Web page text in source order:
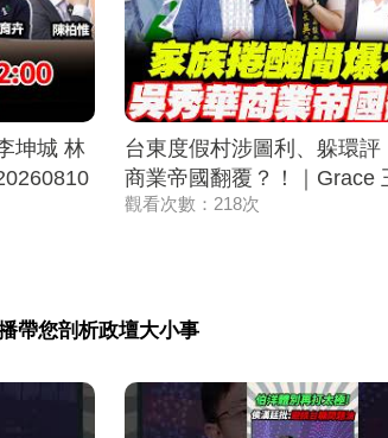
坤城 林
台東度假村涉圖利、躲環評
商業帝國翻覆？！｜Grace
義川 黃瓊慧【政治讀新術】
觀看次數：218次
帶您剖析政壇大小事